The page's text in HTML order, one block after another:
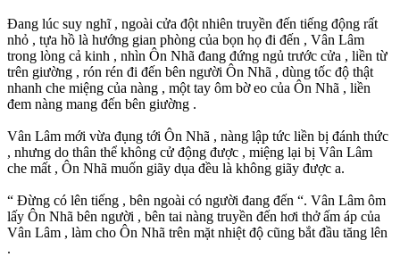
Đang lúc suy nghĩ , ngoài cửa đột nhiên truyền đến tiếng động rất
nhỏ , tựa hồ là hướng gian phòng của bọn họ đi đến , Vân Lâm
trong lòng cả kinh , nhìn Ôn Nhã đang đứng ngủ trước cửa , liền từ
trên giường , rón rén đi đến bên người Ôn Nhã , dùng tốc độ thật
nhanh che miệng của nàng , một tay ôm bờ eo của Ôn Nhã , liền
đem nàng mang đến bên giường .
Vân Lâm mới vừa đụng tới Ôn Nhã , nàng lập tức liền bị đánh thức
, nhưng do thân thể không cử động được , miệng lại bị Vân Lâm
che mất , Ôn Nhã muốn giãy dụa đều là không giãy được a.
“ Đừng có lên tiếng , bên ngoài có người đang đến “. Vân Lâm ôm
lấy Ôn Nhã bên người , bên tai nàng truyền đến hơi thở ấm áp của
Vân Lâm , làm cho Ôn Nhã trên mặt nhiệt độ cũng bắt đầu tăng lên
.